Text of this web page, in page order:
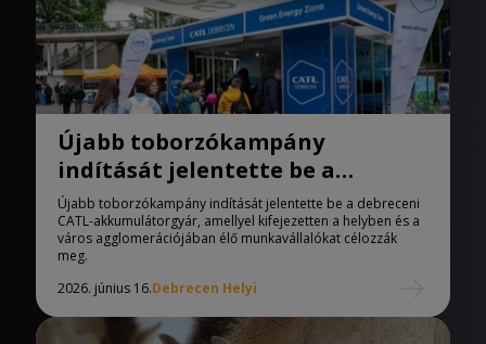
Újabb toborzókampány
indítását jelentette be a
debreceni CATL
Újabb toborzókampány indítását jelentette be a debreceni
CATL-akkumulátorgyár, amellyel kifejezetten a helyben és a
város agglomerációjában élő munkavállalókat célozzák
meg.
2026. június 16.Debrecen Helyi